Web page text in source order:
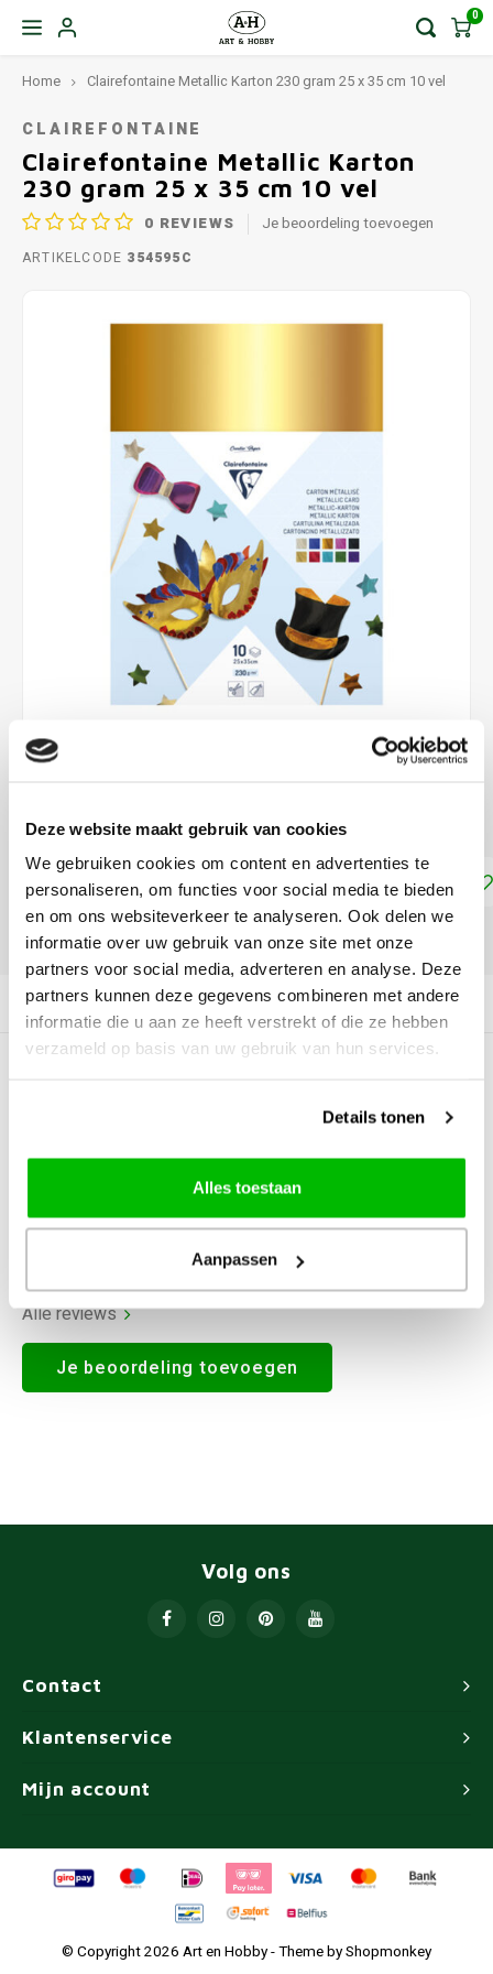
Deze website maakt gebruik van cookies
We gebruiken cookies om content en advertenties te
personaliseren, om functies voor social media te bieden
en om ons websiteverkeer te analyseren. Ook delen we
informatie over uw gebruik van onze site met onze
partners voor social media, adverteren en analyse. Deze
partners kunnen deze gegevens combineren met andere
informatie die u aan ze heeft verstrekt of die ze hebben
verzameld op basis van uw gebruik van hun services.
Details tonen
Alles toestaan
Aanpassen
0
Home Clairefontaine Metallic Karton 230 gram 25 x 35 cm 10 vel
CLAIREFONTAINE
Clairefontaine Metallic Karton
230 gram 25 x 35 cm 10 vel
0 REVIEWS Je beoordeling toevoegen
ARTIKELCODE 354595C
DIRECT LEVERBAAR
Toevoegen aan winkelwagen
DELEN:
Productomschrijving
Alle reviews
Je beoordeling toevoegen
Contact
Volg ons
Klantenservice
Mijn account
© Copyright 2026 Art en Hobby - Theme byShopmonkey